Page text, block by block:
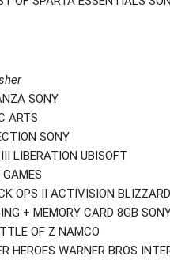
SONY
ARTS
SONY
LIBERATION UBISOFT
OPS II ACTIVISION BLIZZARD
+ MEMORY CARD 8GB
OF Z NAMCO
HEROES WARNER BROS